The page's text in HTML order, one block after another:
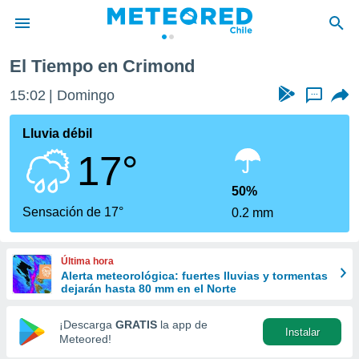
de
por
se
calidad.
a este
las
y
forma
digital
basada
El Tiempo en Crimond
15:02 Domingo ...
Lluvia débil
17°
Sensación de 17°
50%
0.2 mm
Última hora
Alerta meteorológica: fuertes lluvias y tormentas
dejarán hasta 80 mm en el Norte
¡Descarga GRATIS la app de
Meteored!
Instalar